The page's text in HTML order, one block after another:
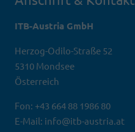
ITB-Austria GmbH
Herzog-Odilo-Straße 52
5310 Mondsee
Österreich
Fon: +43 664 88 1986 80
E-Mail: info@itb-austria.at